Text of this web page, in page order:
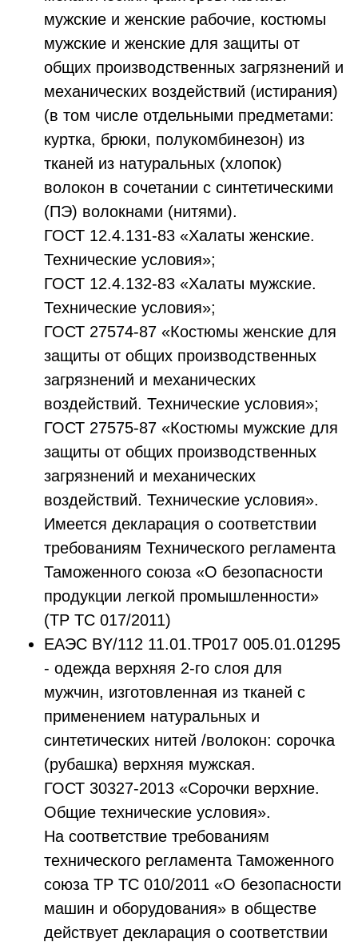
мужские и женские рабочие, костюмы
мужские и женские для защиты от
общих производственных загрязнений и
механических воздействий (истирания)
(в том числе отдельными предметами:
куртка, брюки, полукомбинезон) из
тканей из натуральных (хлопок)
волокон в сочетании с синтетическими
(ПЭ) волокнами (нитями).
ГОСТ 12.4.131-83 «Халаты женские.
Технические условия»;
ГОСТ 12.4.132-83 «Халаты мужские.
Технические условия»;
ГОСТ 27574-87 «Костюмы женские для
защиты от общих производственных
загрязнений и механических
воздействий. Технические условия»;
ГОСТ 27575-87 «Костюмы мужские для
защиты от общих производственных
загрязнений и механических
воздействий. Технические условия».
Имеется декларация о соответствии
требованиям Технического регламента
Таможенного союза «О безопасности
продукции легкой промышленности»
(ТР ТС 017/2011)
ЕАЭС ВY/112 11.01.ТР017 005.01.01295
- одежда верхняя 2-го слоя для
мужчин, изготовленная из тканей с
применением натуральных и
синтетических нитей /волокон: сорочка
(рубашка) верхняя мужская.
ГОСТ 30327-2013 «Сорочки верхние.
Общие технические условия».
На соответствие требованиям
технического регламента Таможенного
союза ТР ТС 010/2011 «О безопасности
машин и оборудования» в обществе
действует декларация о соответствии